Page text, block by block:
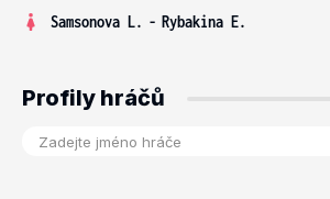
Samsonova L. - Rybakina E.
Profily hráčů